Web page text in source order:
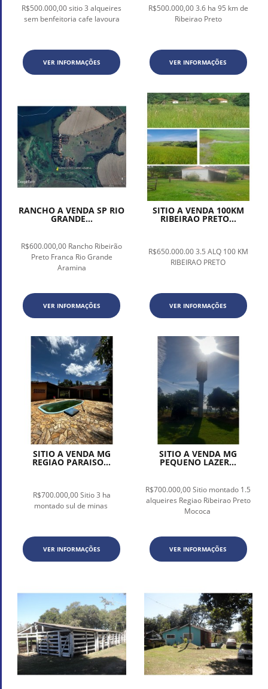
R$500.000,00 sitio 3 alqueires
sem benfeitoria cafe lavoura
VER INFORMAÇÕES
R$500.000,00 3.6 ha 95 km de
Ribeirao Preto
VER INFORMAÇÕES
RANCHO A VENDA SP RIO
GRANDE...
R$600.000,00 Rancho Ribeirão
Preto Franca Rio Grande
Aramina
VER INFORMAÇÕES
SITIO A VENDA 100KM
RIBEIRAO PRETO...
R$650.000.00 3.5 ALQ 100 KM
RIBEIRAO PRETO
VER INFORMAÇÕES
SITIO A VENDA MG
REGIAO PARAISO...
R$700.000,00 Sitio 3 ha
montado sul de minas
VER INFORMAÇÕES
SITIO A VENDA MG
PEQUENO LAZER...
R$700.000,00 Sitio montado 1.5
alqueires Regiao Ribeirao Preto
Mococa
VER INFORMAÇÕES